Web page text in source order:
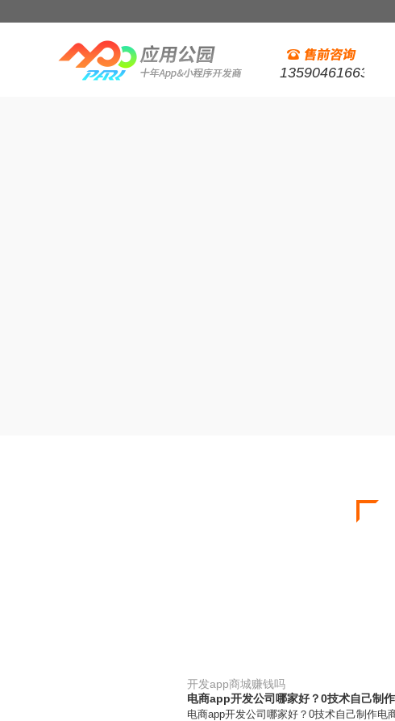
13590461663
开发app商城赚钱吗
电商app开发公司哪家好？0技术自己制
电商app开发公司哪家好？0技术自己制作电